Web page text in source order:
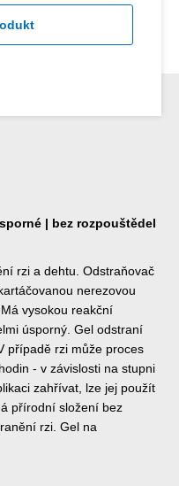
| bez rozpouštědel
rzi a dehtu. Odstraňovač
nerezovou
vysokou reakční
úsporný. Gel odstraní
případě rzi může proces
- v závislosti na stupni
zahřívat, lze jej použít
přírodní složení bez
rzi. Gel na